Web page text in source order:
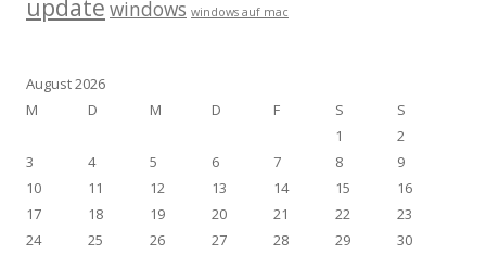
update windows windows auf mac
August 2026
M
D M D F S
S
1
2
3
4 5 6 7 8
9
10
11 12 13 14 15
16
17
18 19 20 21 22
23
24
25 26 27 28 29
30